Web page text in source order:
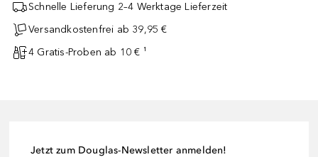
Schnelle Lieferung 2–4 Werktage Lieferzeit
Versandkostenfrei ab 39,95 €
4 Gratis-Proben ab 10 € ¹
Jetzt zum Douglas-Newsletter anmelden!